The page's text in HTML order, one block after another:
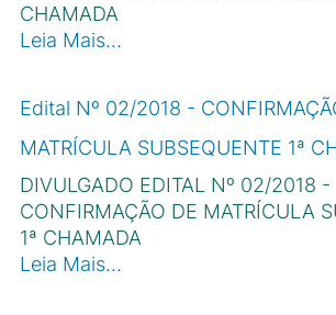
CHAMADA
Leia Mais…
Edital Nº 02/2018 -
MATRÍCULA SUBSEQUENTE 1ª
DIVULGADO EDITAL Nº 02/2018 -
CONFIRMAÇÃO DE MATRÍCULA
1ª CHAMADA
Leia Mais…